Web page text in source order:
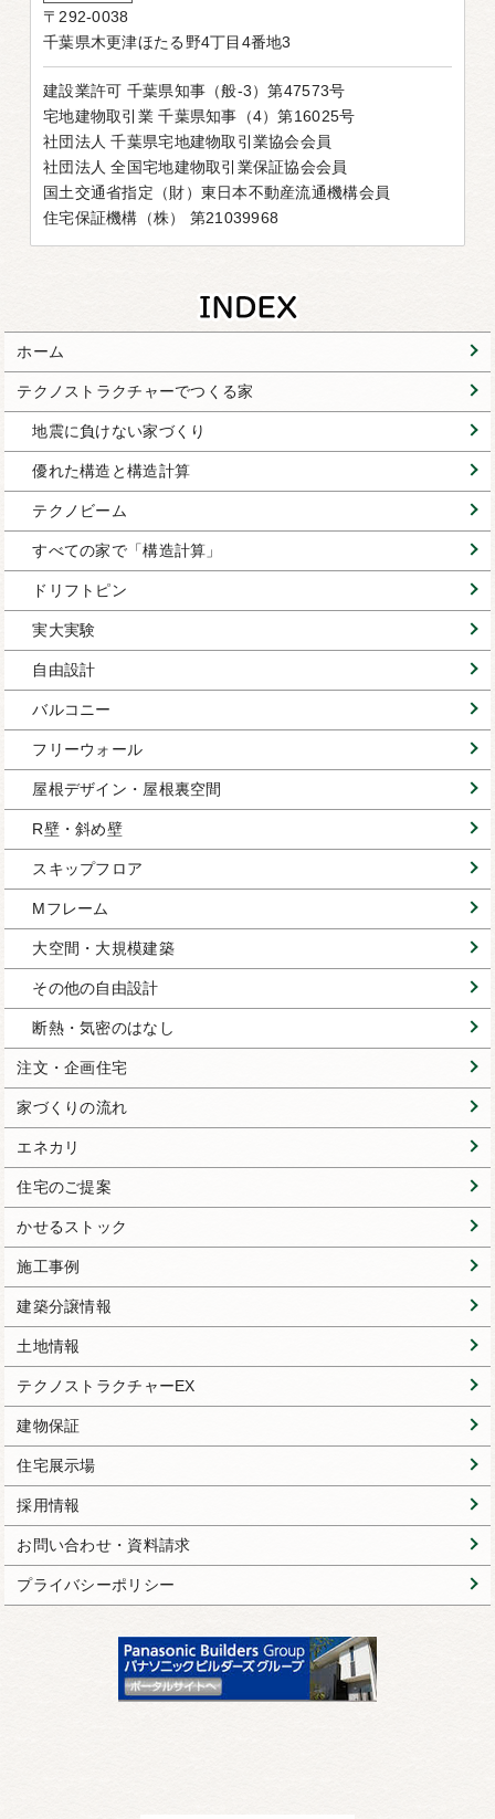
〒292-0038
千葉県木更津ほたる野4丁目4番地3
建設業許可 千葉県知事（般-3）第47573号
宅地建物取引業 千葉県知事（4）第16025号
社団法人 千葉県宅地建物取引業協会会員
社団法人 全国宅地建物取引業保証協会会員
国土交通省指定（財）東日本不動産流通機構会員
住宅保証機構（株） 第21039968
ホーム
テクノストラクチャーでつくる家
地震に負けない家づくり
優れた構造と構造計算
テクノビーム
すべての家で「構造計算」
ドリフトピン
実大実験
自由設計
バルコニー
フリーウォール
屋根デザイン・屋根裏空間
R壁・斜め壁
スキップフロア
Mフレーム
大空間・大規模建築
その他の自由設計
断熱・気密のはなし
注文・企画住宅
家づくりの流れ
エネカリ
住宅のご提案
かせるストック
施工事例
建築分譲情報
土地情報
テクノストラクチャーEX
建物保証
住宅展示場
採用情報
お問い合わせ・資料請求
プライバシーポリシー